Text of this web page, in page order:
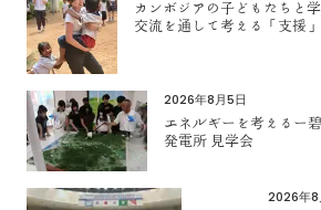
カンボジアの子どもたちと
交流を通して考える「支援
2026年8月5日
エネルギーを考えるー
発電所 見学会
2026年8